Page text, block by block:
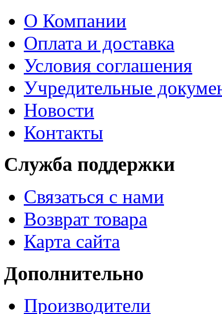
О Компании
Оплата и доставка
Условия соглашения
Учредительные
Новости
Контакты
Служба поддержки
Связаться с нами
Возврат товара
Карта сайта
Дополнительно
Производители